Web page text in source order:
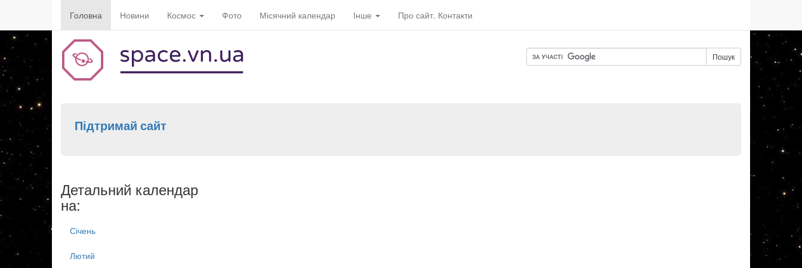
Головна Новини Космос Фото Місячний календар Інше Про сайт. Контакти
Пошук
Підтримай сайт
Детальний календар
на:
Січень
Лютий